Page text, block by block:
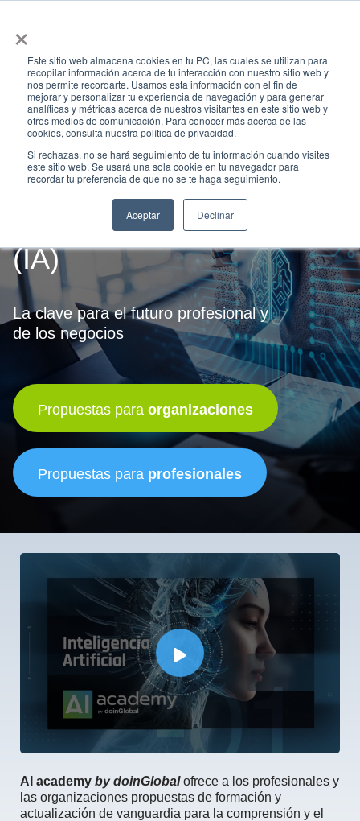
×
Este sitio web almacena cookies en tu PC, las cuales se utilizan para
recopilar información acerca de tu interacción con nuestro sitio web y
nos permite recordarte. Usamos esta información con el fin de
mejorar y personalizar tu experiencia de navegación y para generar
analíticas y métricas acerca de nuestros visitantes en este sitio web y
otros medios de comunicación. Para conocer más acerca de las
cookies, consulta nuestra política de privacidad.
Si rechazas, no se hará seguimiento de tu información cuando visites
este sitio web. Se usará una sola cookie en tu navegador para
recordar tu preferencia de que no se te haga seguimiento.
Aceptar Declinar
Transfórmate a
través de la
inteligencia artificial
(IA)
La clave para el futuro profesional y
de los negocios
Propuestas para organizaciones
Propuestas para profesionales
AI academy by doinGlobal ofrece a los profesionales y
las organizaciones propuestas de formación y
actualización de vanguardia para la comprensión y el